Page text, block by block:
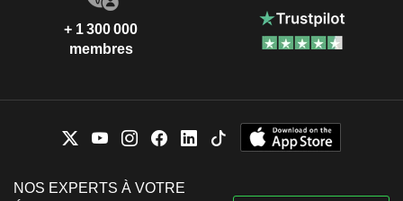
+ 1 300 000
membres
NOS EXPERTS À VOTRE